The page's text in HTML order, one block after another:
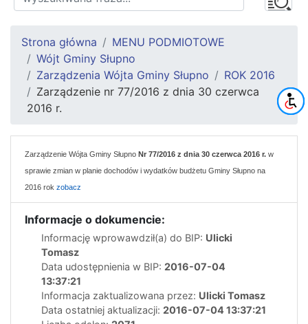
Strona główna
MENU PODMIOTOWE
Wójt Gminy Słupno
Zarządzenia Wójta Gminy Słupno
ROK 2016
Zarządzenie nr 77/2016 z dnia 30 czerwca
2016 r.
Zarządzenie Wójta Gminy Słupno Nr 77/2016 z dnia 30 czerwca 2016 r. w
sprawie zmian w planie dochodów i wydatków budżetu Gminy Słupno na
2016 rok zobacz
Informacje o dokumencie:
Informację wprowawdził(a) do BIP: Ulicki
Tomasz
Data udostępnienia w BIP: 2016-07-04
13:37:21
Informacja zaktualizowana przez: Ulicki Tomasz
Data ostatniej aktualizacji: 2016-07-04 13:37:21